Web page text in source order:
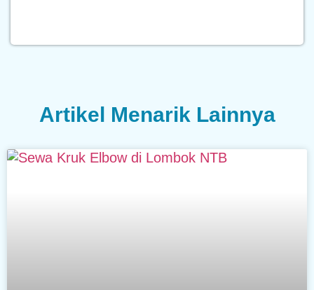
Artikel Menarik Lainnya